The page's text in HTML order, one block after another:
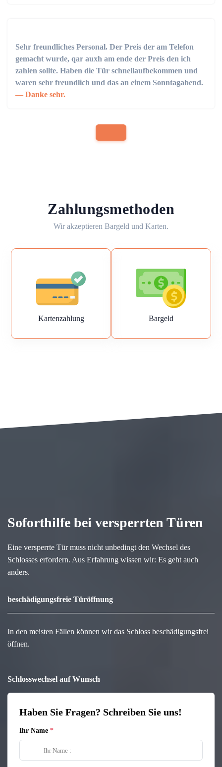
Sehr freundliches Personal. Der Preis der am Telefon
gemacht wurde, qar auxh am ende der Preis den ich
zahlen sollte. Haben die Tür schnellaufbekommen und
waren sehr freundlich und das an einem Sonntagabend.
Danke sehr.
Zahlungsmethoden
Wir akzeptieren Bargeld und Karten.
Kartenzahlung Bargeld
Soforthilfe bei versperrten Türen
Eine versperrte Tür muss nicht unbedingt den Wechsel des
Schlosses erfordern. Aus Erfahrung wissen wir: Es geht auch
anders.
beschädigungsfreie Türöffnung
In den meisten Fällen können wir das Schloss beschädigungsfrei
öffnen.
Schlosswechsel auf Wunsch
Haben Sie Fragen? Schreiben Sie uns!
Ihr Name